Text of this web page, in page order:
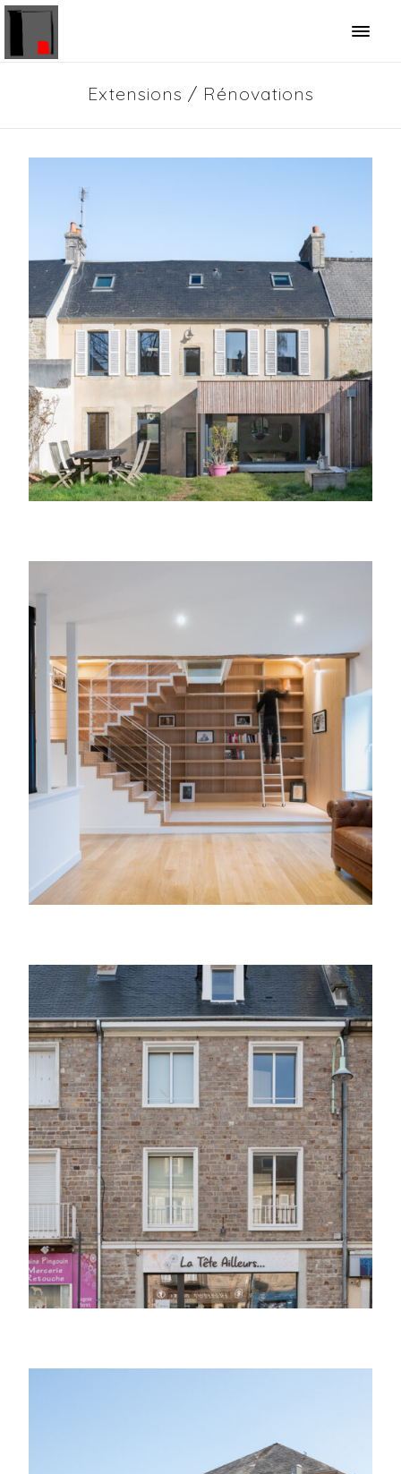
Panneau de gestion des cookies
Extensions / Rénovations
Extension et rénovation partielle d’une
maison de ville
Rénovation d’une maison de maitre du
XVIIIème siècle
Rénovation & Extension d’un Immeuble :
logements & commerce